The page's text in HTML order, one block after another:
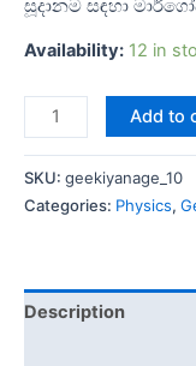
සූදානම සඳහා
Availability: 12 in
Add to
SKU: geekiyanage_10
Categories: Physics,
Description